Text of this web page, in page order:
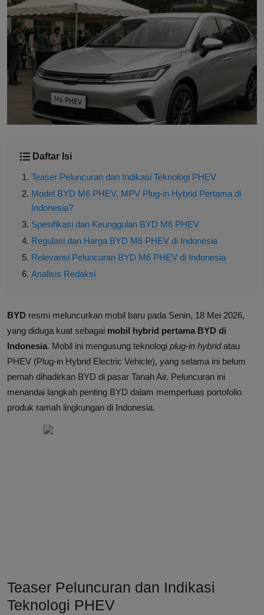
Daftar Isi
Teaser Peluncuran dan Indikasi Teknologi PHEV
Model BYD M6 PHEV, MPV Plug-in Hybrid Pertama di
Indonesia?
Spesifikasi dan Keunggulan BYD M6 PHEV
Regulasi dan Harga BYD M6 PHEV di Indonesia
Relevansi Peluncuran BYD M6 PHEV di Indonesia
Analisis Redaksi
BYD resmi meluncurkan mobil baru pada Senin, 18 Mei 2026,
yang diduga kuat sebagai mobil hybrid pertama BYD di
Indonesia. Mobil ini mengusung teknologi plug-in hybridatau
PHEV (Plug-in Hybrid Electric Vehicle), yang selama ini belum
pernah dihadirkan BYD di pasar Tanah Air. Peluncuran ini
menandai langkah penting BYD dalam memperluas portofolio
produk ramah lingkungan di Indonesia.
Teaser Peluncuran dan Indikasi
Teknologi PHEV